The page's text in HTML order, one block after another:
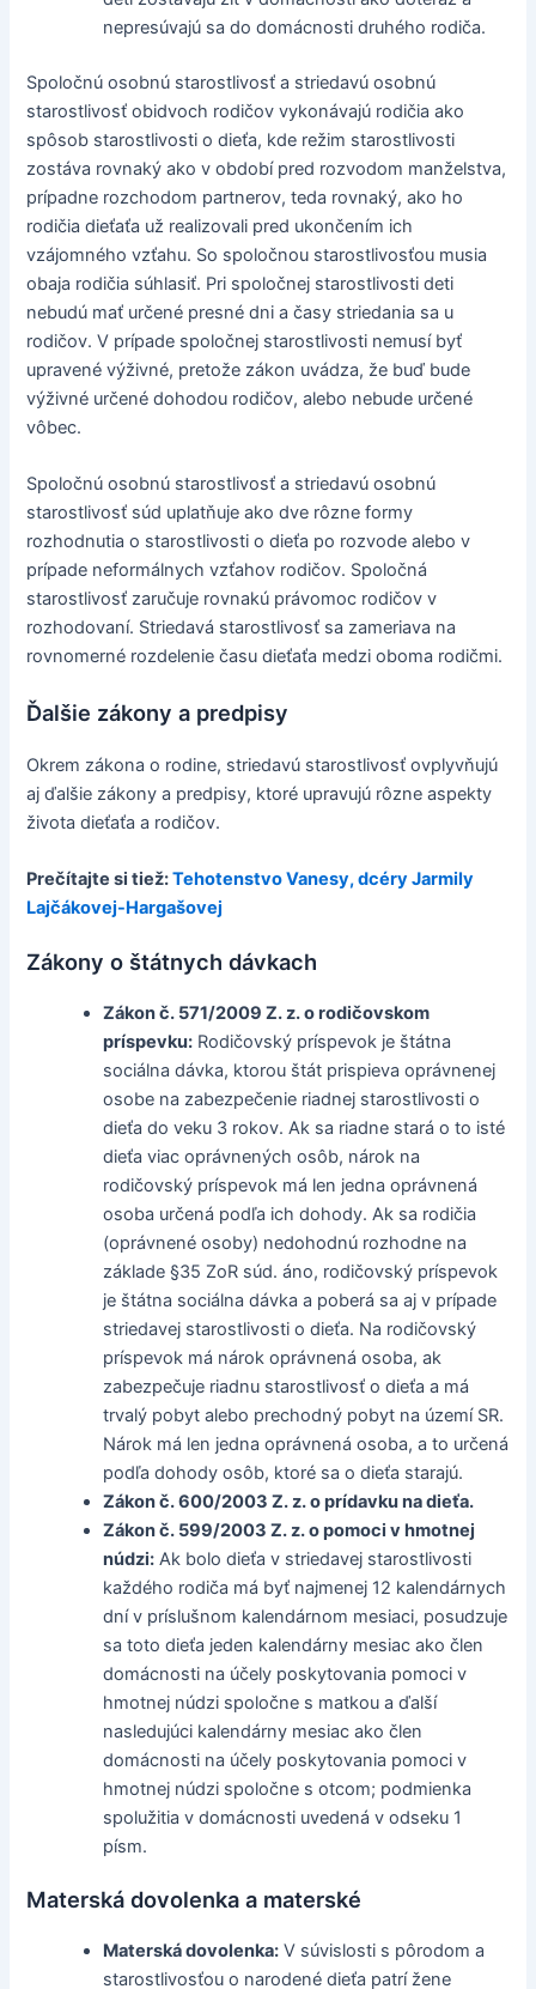
nepresúvajú sa do domácnosti druhého rodiča.
Spoločnú osobnú starostlivosť a striedavú osobnú
starostlivosť obidvoch rodičov vykonávajú rodičia ako
spôsob starostlivosti o dieťa, kde režim starostlivosti
zostáva rovnaký ako v období pred rozvodom manželstva,
prípadne rozchodom partnerov, teda rovnaký, ako ho
rodičia dieťaťa už realizovali pred ukončením ich
vzájomného vzťahu. So spoločnou starostlivosťou musia
obaja rodičia súhlasiť. Pri spoločnej starostlivosti deti
nebudú mať určené presné dni a časy striedania sa u
rodičov. V prípade spoločnej starostlivosti nemusí byť
upravené výživné, pretože zákon uvádza, že buď bude
výživné určené dohodou rodičov, alebo nebude určené
vôbec.
Spoločnú osobnú starostlivosť a striedavú osobnú
starostlivosť súd uplatňuje ako dve rôzne formy
rozhodnutia o starostlivosti o dieťa po rozvode alebo v
prípade neformálnych vzťahov rodičov. Spoločná
starostlivosť zaručuje rovnakú právomoc rodičov v
rozhodovaní. Striedavá starostlivosť sa zameriava na
rovnomerné rozdelenie času dieťaťa medzi oboma rodičmi.
Ďalšie zákony a predpisy
Okrem zákona o rodine, striedavú starostlivosť ovplyvňujú
aj ďalšie zákony a predpisy, ktoré upravujú rôzne aspekty
života dieťaťa a rodičov.
Prečítajte si tiež:Tehotenstvo Vanesy, dcéry Jarmily
Lajčákovej-Hargašovej
Zákony o štátnych dávkach
Zákon č. 571/2009 Z. z. o rodičovskom
príspevku: Rodičovský príspevok je štátna
sociálna dávka, ktorou štát prispieva oprávnenej
osobe na zabezpečenie riadnej starostlivosti o
dieťa do veku 3 rokov. Ak sa riadne stará o to isté
dieťa viac oprávnených osôb, nárok na
rodičovský príspevok má len jedna oprávnená
osoba určená podľa ich dohody. Ak sa rodičia
(oprávnené osoby) nedohodnú rozhodne na
základe §35 ZoR súd. áno, rodičovský príspevok
je štátna sociálna dávka a poberá sa aj v prípade
striedavej starostlivosti o dieťa. Na rodičovský
príspevok má nárok oprávnená osoba, ak
zabezpečuje riadnu starostlivosť o dieťa a má
trvalý pobyt alebo prechodný pobyt na území SR.
Nárok má len jedna oprávnená osoba, a to určená
podľa dohody osôb, ktoré sa o dieťa starajú.
Zákon č. 600/2003 Z. z. o prídavku na dieťa.
Zákon č. 599/2003 Z. z. o pomoci v hmotnej
núdzi: Ak bolo dieťa v striedavej starostlivosti
každého rodiča má byť najmenej 12 kalendárnych
dní v príslušnom kalendárnom mesiaci, posudzuje
sa toto dieťa jeden kalendárny mesiac ako člen
domácnosti na účely poskytovania pomoci v
hmotnej núdzi spoločne s matkou a ďalší
nasledujúci kalendárny mesiac ako člen
domácnosti na účely poskytovania pomoci v
hmotnej núdzi spoločne s otcom; podmienka
spolužitia v domácnosti uvedená v odseku 1
písm.
Materská dovolenka a materské
Materská dovolenka: V súvislosti s pôrodom a
starostlivosťou o narodené dieťa patrí žene